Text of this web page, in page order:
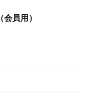
（会員用）